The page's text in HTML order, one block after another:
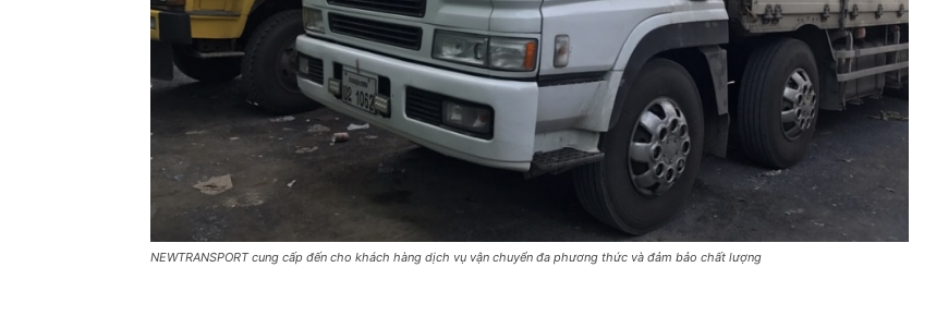
NEWTRANSPORT cung cấp đến cho khách hàng dịch vụ vận chuyển đa phương thức và đảm bảo chất lượng